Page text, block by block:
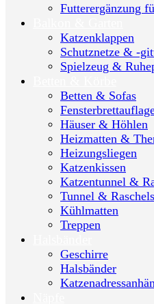
Futterergänzung
Katzenklappen
Schutznetze & -
Spielzeug &
Betten & Sofas
Häuser & Höhlen
Heizmatten &
Heizungsliegen
Katzenkissen
Katzentunnel &
Tunnel &
Kühlmatten
Treppen
Geschirre
Halsbänder